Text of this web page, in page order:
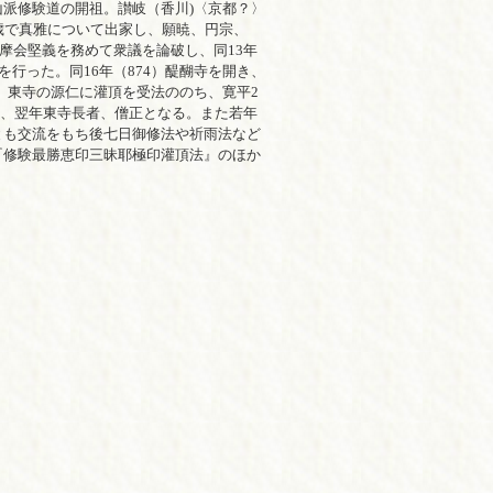
験道の開祖。讃岐（香川)〈京都？〉
雅について出家し、願暁、円宗、
会堅義を務めて衆議を論破し、同13年
た。同16年（874）醍醐寺を開き、
の源仁に灌頂を受法ののち、寛平2
年東寺長者、僧正となる。また若年
流をもち後七日御修法や祈雨法など
最勝恵印三昧耶極印灌頂法』のほか